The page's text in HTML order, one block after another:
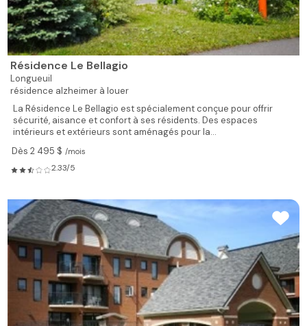
Résidence Le Bellagio
Longueuil
résidence alzheimer à louer
La Résidence Le Bellagio est spécialement conçue pour offrir
sécurité, aisance et confort à ses résidents. Des espaces
intérieurs et extérieurs sont aménagés pour la...
Dès 2 495 $ /mois
2.33/5